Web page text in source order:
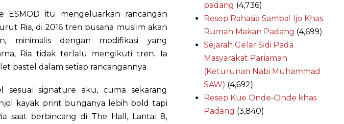
ESMOD itu mengeluarkan rancangan
Ria, di 2016 tren busana muslim akan
minimalis dengan modifikasi yang
Ria tidak terlalu mengikuti tren. Ia
pastel dalam setiap rancangannya.
sesuai signature aku, cuma sekarang
kayak print bunganya lebih bold tapi
saat berbincang di The Hall, Lantai 8,
padang (4,736)
Resep Rahasia Sambal Ijo Khas
Rumah Makan Padang (4,699)
Sejarah Gelar Sidi Pada
Masyarakat Pariaman
(Keturunan Nabi Muhammad
SAW) (4,692)
Resep Kue Onde-Onde khas
Padang (3,840)